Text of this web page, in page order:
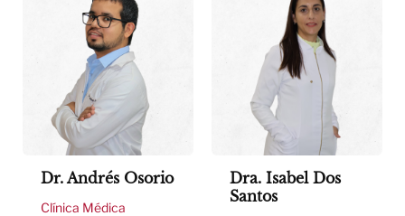
Dr. Andrés Osorio
Clínica Médica
Dra. Isabel Dos
Santos